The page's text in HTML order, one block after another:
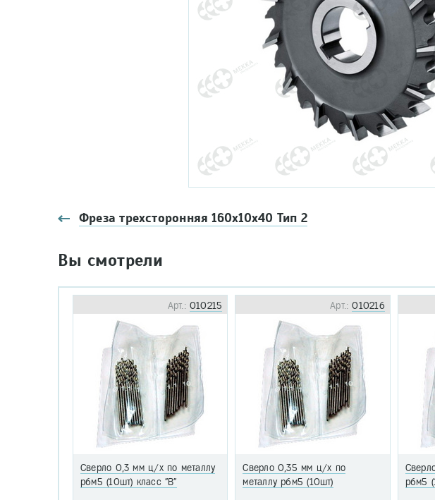
Фреза трехсторонняя 160х10х40 Тип 2
Вы смотрели
Арт.:010215
Сверло 0,3 мм ц/х по металлу
р6м5 (10шт) класс "В"
Арт.:010216
Сверло 0,35 мм ц/х по
металлу р6м5 (10шт)
р6м5